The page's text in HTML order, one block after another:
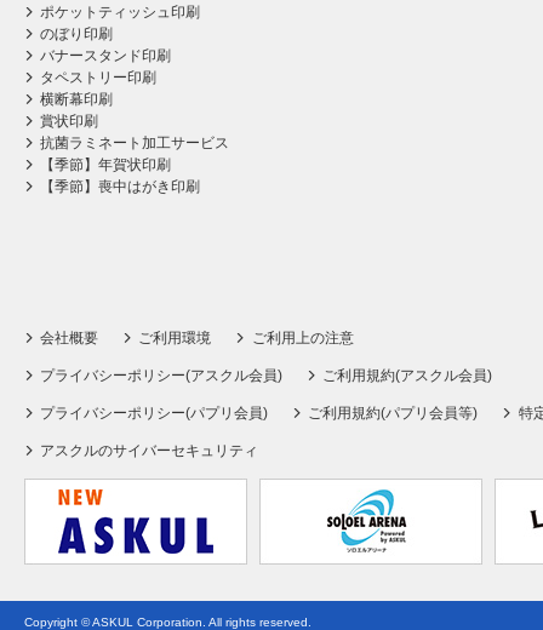
ポケットティッシュ印刷
のぼり印刷
バナースタンド印刷
タペストリー印刷
横断幕印刷
賞状印刷
抗菌ラミネート加工サービス
【季節】年賀状印刷
【季節】喪中はがき印刷
会社概要 ご利用環境 ご利用上の注意
プライバシーポリシー(アスクル会員) ご利用規約(アスクル会員)
プライバシーポリシー(パプリ会員) ご利用規約(パプリ会員等) 特
アスクルのサイバーセキュリティ
Copyright © ASKUL Corporation. All rights reserved.